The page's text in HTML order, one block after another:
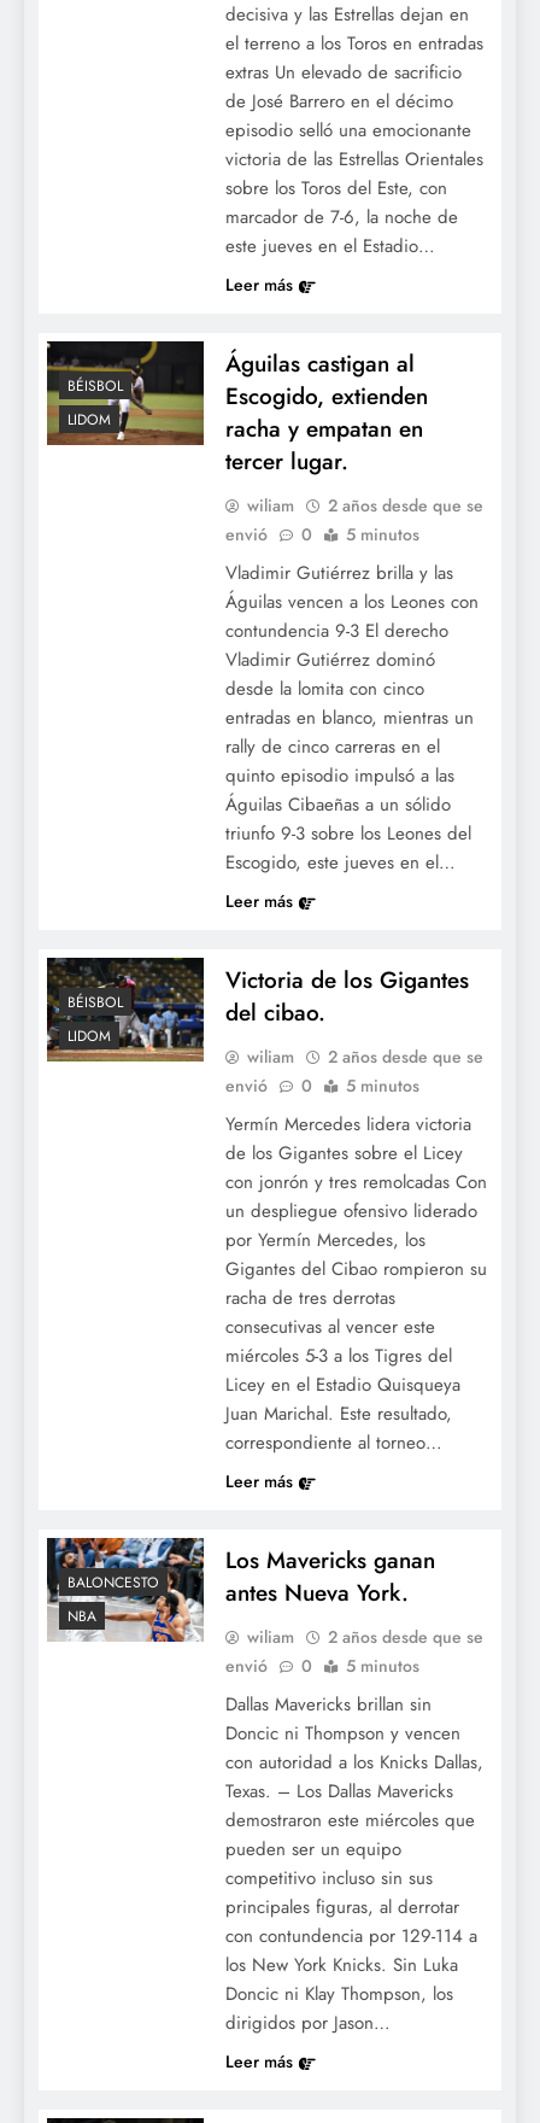
decisiva y las Estrellas dejan en
el terreno a los Toros en entradas
extras Un elevado de sacrificio
de José Barrero en el décimo
episodio selló una emocionante
victoria de las Estrellas Orientales
sobre los Toros del Este, con
marcador de 7-6, la noche de
este jueves en el Estadio…
Leer más
BÉISBOL
LIDOM
Águilas castigan al
Escogido, extienden
racha y empatan en
tercer lugar.
wiliam
2 años desde que se
envió
0 5 minutos
Vladimir Gutiérrez brilla y las
Águilas vencen a los Leones con
contundencia 9-3 El derecho
Vladimir Gutiérrez dominó
desde la lomita con cinco
entradas en blanco, mientras un
rally de cinco carreras en el
quinto episodio impulsó a las
Águilas Cibaeñas a un sólido
triunfo 9-3 sobre los Leones del
Escogido, este jueves en el…
Leer más
BÉISBOL
LIDOM
Victoria de los Gigantes
del cibao.
wiliam
2 años desde que se
envió
0 5 minutos
Yermín Mercedes lidera victoria
de los Gigantes sobre el Licey
con jonrón y tres remolcadas Con
un despliegue ofensivo liderado
por Yermín Mercedes, los
Gigantes del Cibao rompieron su
racha de tres derrotas
consecutivas al vencer este
miércoles 5-3 a los Tigres del
Licey en el Estadio Quisqueya
Juan Marichal. Este resultado,
correspondiente al torneo…
Leer más
BALONCESTO
NBA
Los Mavericks ganan
antes Nueva York.
wiliam
2 años desde que se
envió
0 5 minutos
Dallas Mavericks brillan sin
Doncic ni Thompson y vencen
con autoridad a los Knicks Dallas,
Texas. – Los Dallas Mavericks
demostraron este miércoles que
pueden ser un equipo
competitivo incluso sin sus
principales figuras, al derrotar
con contundencia por 129-114 a
los New York Knicks. Sin Luka
Doncic ni Klay Thompson, los
dirigidos por Jason…
Leer más